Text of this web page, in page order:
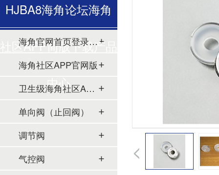
HJBA8海角论坛海角
社区APP简版下载产品
中心
海角官网首页登录入口
海角社区APP官网版
卫生级海角社区APP简版下载
单向阀（止回阀）
调节阀
气控阀